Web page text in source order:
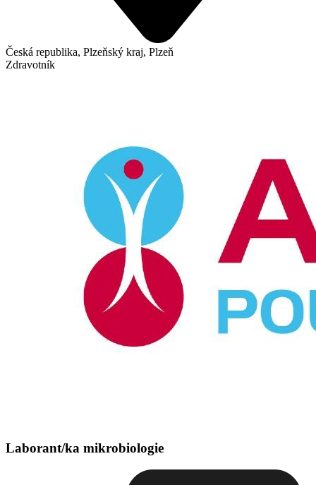
Česká republika, Plzeňský kraj, Plzeň
Zdravotník
Laborant/ka mikrobiologie